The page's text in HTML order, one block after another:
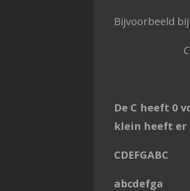
Bijvoorbeeld
De C heeft 0
klein heeft er
CDEFGABC
abcdefga